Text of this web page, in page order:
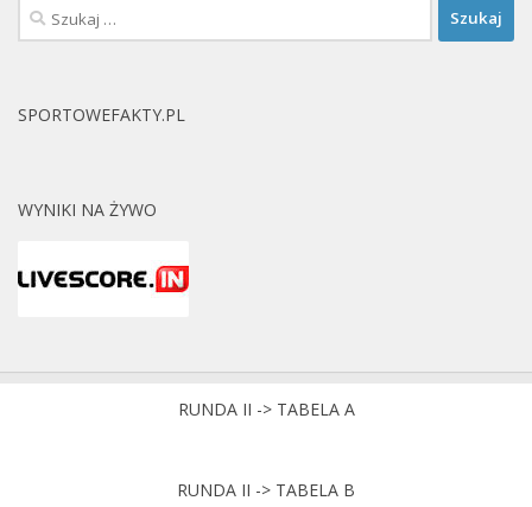
Szukaj:
SPORTOWEFAKTY.PL
WYNIKI NA ŻYWO
RUNDA II -> TABELA A
RUNDA II -> TABELA B